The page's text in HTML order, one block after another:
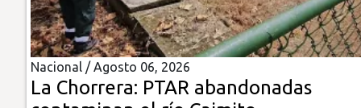
Insólitas
Multimedia
Nacional /Agosto 06, 2026
La Chorrera: PTAR abandonadas